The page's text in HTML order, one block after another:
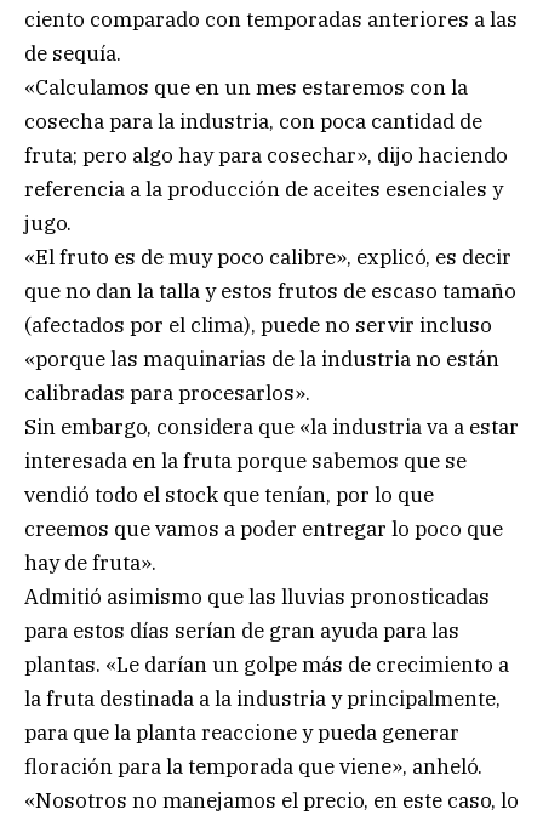
ciento comparado con temporadas anteriores a las
de sequía.
«Calculamos que en un mes estaremos con la
cosecha para la industria, con poca cantidad de
fruta; pero algo hay para cosechar», dijo haciendo
referencia a la producción de aceites esenciales y
jugo.
«El fruto es de muy poco calibre», explicó, es decir
que no dan la talla y estos frutos de escaso tamaño
(afectados por el clima), puede no servir incluso
«porque las maquinarias de la industria no están
calibradas para procesarlos».
Sin embargo, considera que «la industria va a estar
interesada en la fruta porque sabemos que se
vendió todo el stock que tenían, por lo que
creemos que vamos a poder entregar lo poco que
hay de fruta».
Admitió asimismo que las lluvias pronosticadas
para estos días serían de gran ayuda para las
plantas. «Le darían un golpe más de crecimiento a
la fruta destinada a la industria y principalmente,
para que la planta reaccione y pueda generar
floración para la temporada que viene», anheló.
«Nosotros no manejamos el precio, en este caso, lo